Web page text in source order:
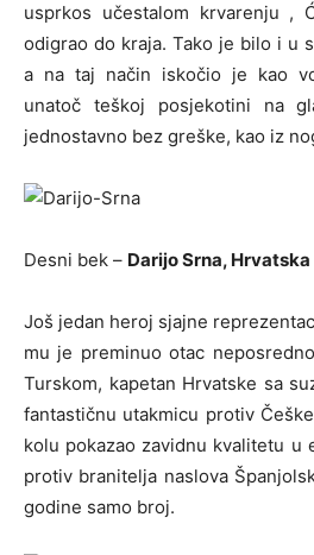
usprkos učestalom krvarenju ,
odigrao do kraja. Tako je bilo i u
a na taj način iskočio je kao
unatoč teškoj posjekotini na
jednostavno bez greške, kao iz
Desni bek – Darijo Srna, Hrvatska
Još jedan heroj sjajne
mu je preminuo otac
Turskom, kapetan Hrvatske sa
fantastičnu utakmicu protiv
kolu pokazao zavidnu kvalitetu u
protiv branitelja naslova
godine samo broj.